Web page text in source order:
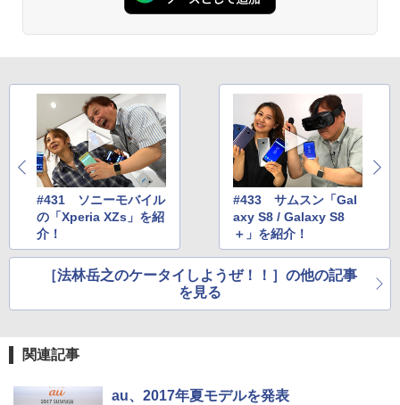
#431 ソニーモバイル
の「Xperia XZs」を紹
介！
#433 サムスン「Gal
axy S8 / Galaxy S8
＋」を紹介！
［法林岳之のケータイしようぜ！！］の他の記事
を見る
関連記事
au、2017年夏モデルを発表